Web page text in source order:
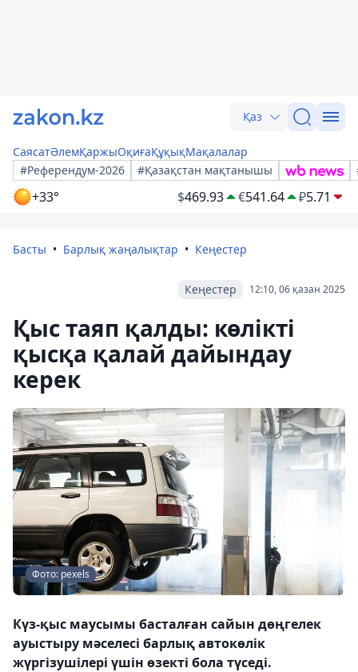
Қаз
СаясатӘлемҚаржыОқиғаҚұқықМақалалар
#Референдум-2026
#Қазақстан мақтанышы
+33° $469.93 €541.64 ₽5.71
Басты Барлық жаңалықтар Кеңестер
12:10, 06 қазан 2025
Кеңестер
Қыс таяп қалды: көлікті
қысқа қалай дайындау
керек
Фото: pexels
Күз-қыс маусымы басталған сайын дөңгелек
ауыстыру мәселесі барлық автокөлік
жүргізушілері үшін өзекті бола түседі.